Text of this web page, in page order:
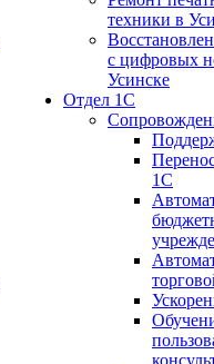
техники в
с цифровых
Усинске
Отдел 1С
1С